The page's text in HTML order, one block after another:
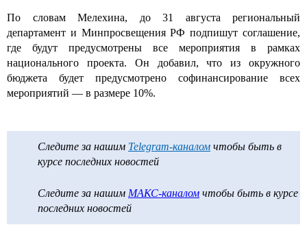
По словам Мелехина, до 31 августа региональный
департамент и Минпросвещения РФ подпишут соглашение,
где будут предусмотрены все мероприятия в рамках
национального проекта. Он добавил, что из окружного
бюджета будет предусмотрено софинансирование всех
мероприятий — в размере 10%.
Следите за нашим Telegram-каналом чтобы быть в
курсе последних новостей
Следите за нашим МАКС-каналом чтобы быть в курсе
последних новостей